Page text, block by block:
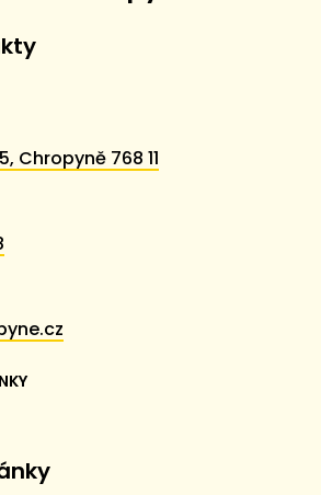
Chropyně 768 11